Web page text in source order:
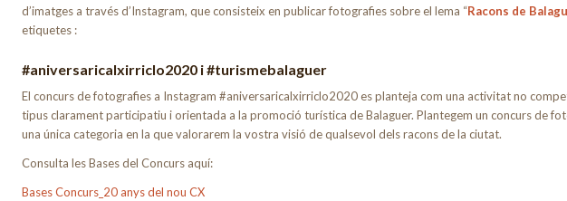
d’imatges a través d’Instagram, que consisteix en publicar fotografies sobre el lema “Racons de
etiquetes :
#aniversaricalxirriclo2020 i #turismebalaguer
El concurs de fotografies a Instagram #aniversaricalxirriclo2020 es planteja com una activitat no
tipus clarament participatiu i orientada a la promoció turística de Balaguer. Plantegem un concurs de
una única categoria en la que valorarem la vostra visió de qualsevol dels racons de la ciutat.
Consulta les Bases del Concurs aquí:
Bases Concurs_20 anys del nou CX